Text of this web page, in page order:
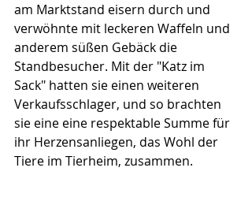
am Marktstand eisern durch und
verwöhnte mit leckeren Waffeln und
anderem süßen Gebäck die
Standbesucher. Mit der "Katz im
Sack" hatten sie einen weiteren
Verkaufsschlager, und so brachten
sie eine eine respektable Summe für
ihr Herzensanliegen, das Wohl der
Tiere im Tierheim, zusammen.